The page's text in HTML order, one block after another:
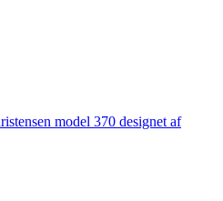
model 370 designet af